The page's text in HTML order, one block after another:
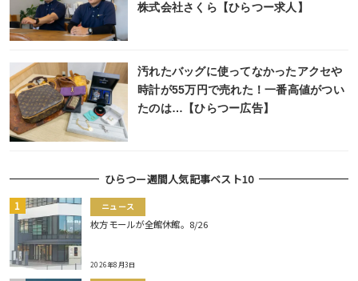
株式会社さくら【ひらつー求人】
汚れたバッグに使ってなかったアクセや
時計が55万円で売れた！一番高値がつい
たのは…【ひらつー広告】
ひらつー週間人気記事ベスト10
ニュース
枚方モールが全館休館。8/26
2026年8月3日